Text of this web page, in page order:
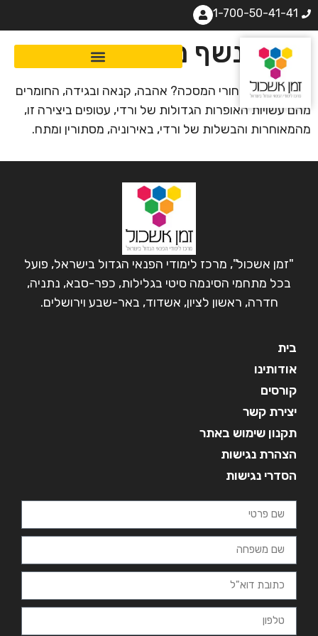
1-700-50-41-41
ורדי: נשף מסכות
מי מסתתר מאחורי המסכה? אהבה, קנאה ובגידה, החומרים
מהם עשויות האופרות הגדולות של ורדי, עטופים ביצירה זו,
מהמאוחרות והבשלות של ורדי, באירוניה, מסתורין ומתח.
"זמן אשכול", מרכז לימודי הפנאי הגדול בישראל, פועל
בכל מתחמי הסינמה סיטי בגלילות, כפר-סבא, נתניה,
חדרה, ראשון לציון, אשדוד, באר-שבע וירושלים.
בית
אודותינו
קורסים
יצירת קשר
תקנון שימוש באתר
הצהרת נגישות
הסדרי נגישות